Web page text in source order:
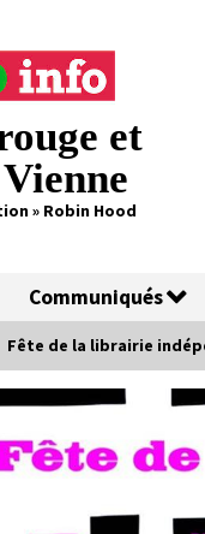
et
» Robin Hood
Communiqués
Fête de la librairie